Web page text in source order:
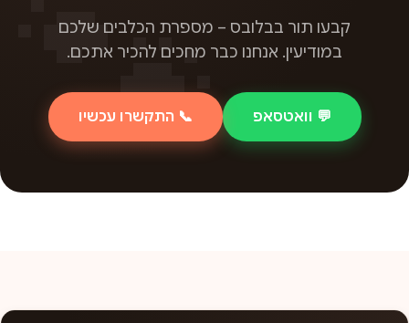
קבעו תור בבלובס – מספרת הכלבים שלכם
במודיעין. אנחנו כבר מחכים להכיר אתכם.
💬 וואטסאפ 📞 התקשרו עכשיו